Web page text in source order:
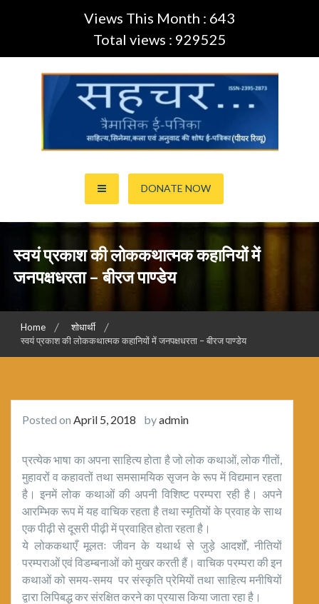
Views This Month : 643
Total views : 929525
सहचर ई-पत्रिका… (ISSN:2395-
2873)
DONATE NOW
स्वयं प्रकाश की लोककथात्मक कहानियों में
जनपक्षधरता – बीरज पाण्डेय
Home
शोधार्थी
स्वयं प्रकाश की लोककथात्मक कहानियों में जनपक्षधरता – बीरज पाण्डेय
Posted on April 5, 2018 byadmin
प्रत्येक भाषा का अपना साहित्य होता है जो लोक कथाओं, लोक गीतों,
मुहावरों व कहावतों तथा समसामयिक सृजन के रूप में विद्यमान रहता
है। इनमें लोक कथाओं की अपनी विशिष्ट परम्परा रही है। अपने
आरम्भिक रूप में यह वाचिक रहता है तथा स्मृतियों के प्रवाह के साथ
एक पीढ़ी से दूसरी पीढ़ी में प्रवाहित होता रहता है।
ये लोककथाएँ मूलतः जीवन के यथार्थ से जुड़े आदर्शों, नीतियों
परम्पराओं एवं विडम्बनाओं को मुखर करती हैं। वाचिक परम्परा की इन
कथाओं को समय-समय पर संस्कृति प्रेमियों तथा साहित्य मनीषियों
द्वारा लिपिबद्ध कर संरक्षित करने का प्रयास किया जाता रहा है।